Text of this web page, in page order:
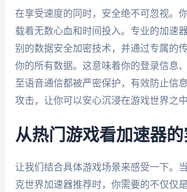
在享受速度的同时，安全绝不可忽视。
载着无数心血和时间投入。专业的加速
别的数据安全加密技术，并通过专属的
你的所有数据。这意味着你的登录信息
至语音通信都被严密保护，有效防止信
攻击，让你可以安心沉浸在游戏世界之中
从热门游戏看加速器
让我们结合具体游戏场景来感受一下。
克世界加速器推荐时，你需要的不仅仅